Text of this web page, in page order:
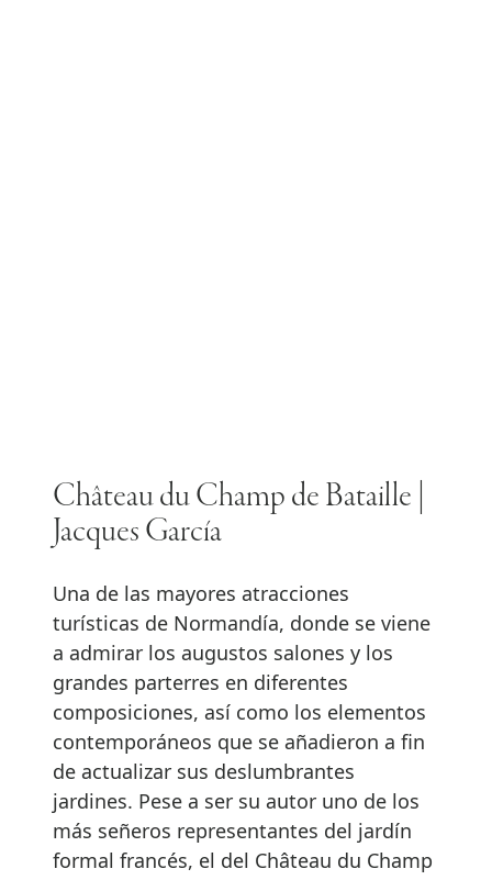
Château du Champ de Bataille |
Jacques García
Una de las mayores atracciones
turísticas de Normandía, donde se viene
a admirar los augustos salones y los
grandes parterres en diferentes
composiciones, así como los elementos
contemporáneos que se añadieron a fin
de actualizar sus deslumbrantes
jardines. Pese a ser su autor uno de los
más señeros representantes del jardín
formal francés, el del Château du Champ